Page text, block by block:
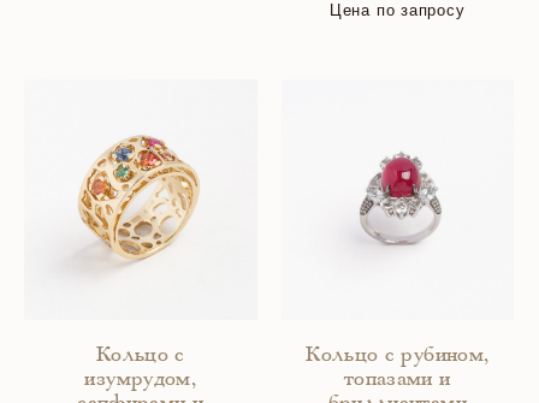
Цена по запросу
Кольцо с
изумрудом,
Кольцо с рубином,
топазами и